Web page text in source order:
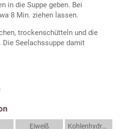
in die Suppe geben. Bei
8 Min. ziehen lassen.
trockenschütteln und die
Die Seelachssuppe damit
Eiweiß Kohlenhydrate